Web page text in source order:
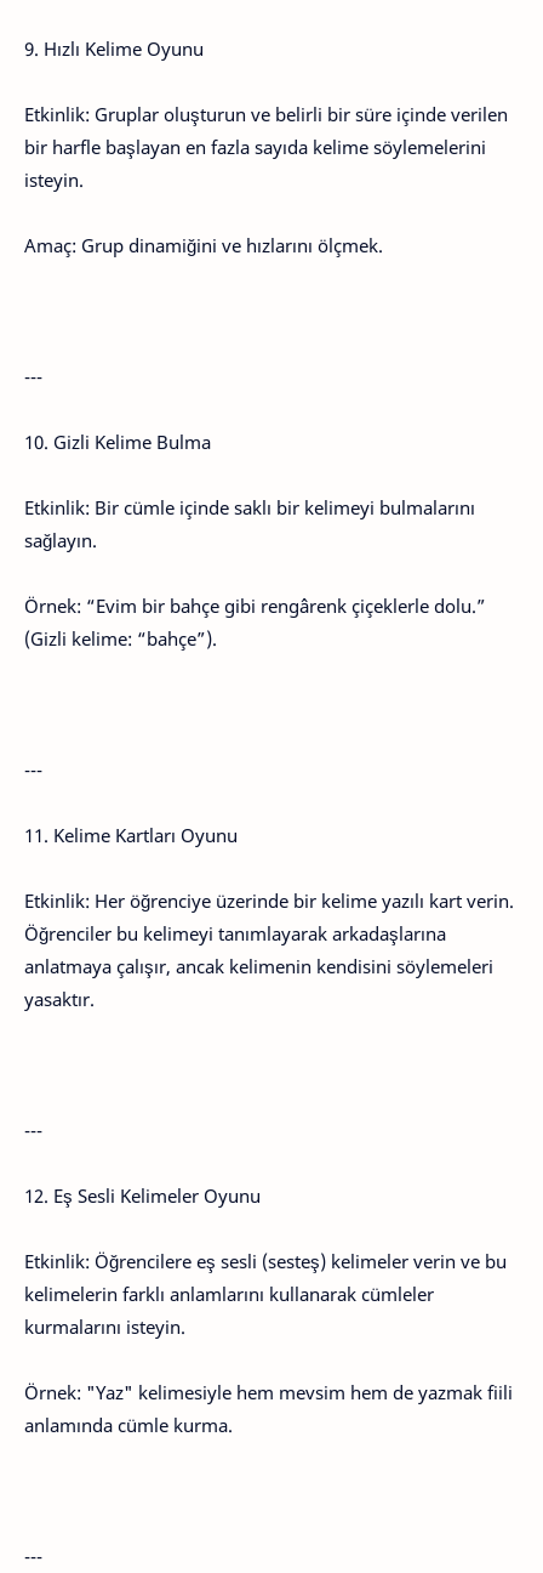
9. Hızlı Kelime Oyunu
Etkinlik: Gruplar oluşturun ve belirli bir süre içinde verilen
bir harfle başlayan en fazla sayıda kelime söylemelerini
isteyin.
Amaç: Grup dinamiğini ve hızlarını ölçmek.
---
10. Gizli Kelime Bulma
Etkinlik: Bir cümle içinde saklı bir kelimeyi bulmalarını
sağlayın.
Örnek: “Evim bir bahçe gibi rengârenk çiçeklerle dolu.”
(Gizli kelime: “bahçe”).
---
11. Kelime Kartları Oyunu
Etkinlik: Her öğrenciye üzerinde bir kelime yazılı kart verin.
Öğrenciler bu kelimeyi tanımlayarak arkadaşlarına
anlatmaya çalışır, ancak kelimenin kendisini söylemeleri
yasaktır.
---
12. Eş Sesli Kelimeler Oyunu
Etkinlik: Öğrencilere eş sesli (sesteş) kelimeler verin ve bu
kelimelerin farklı anlamlarını kullanarak cümleler
kurmalarını isteyin.
Örnek: "Yaz" kelimesiyle hem mevsim hem de yazmak fiili
anlamında cümle kurma.
---